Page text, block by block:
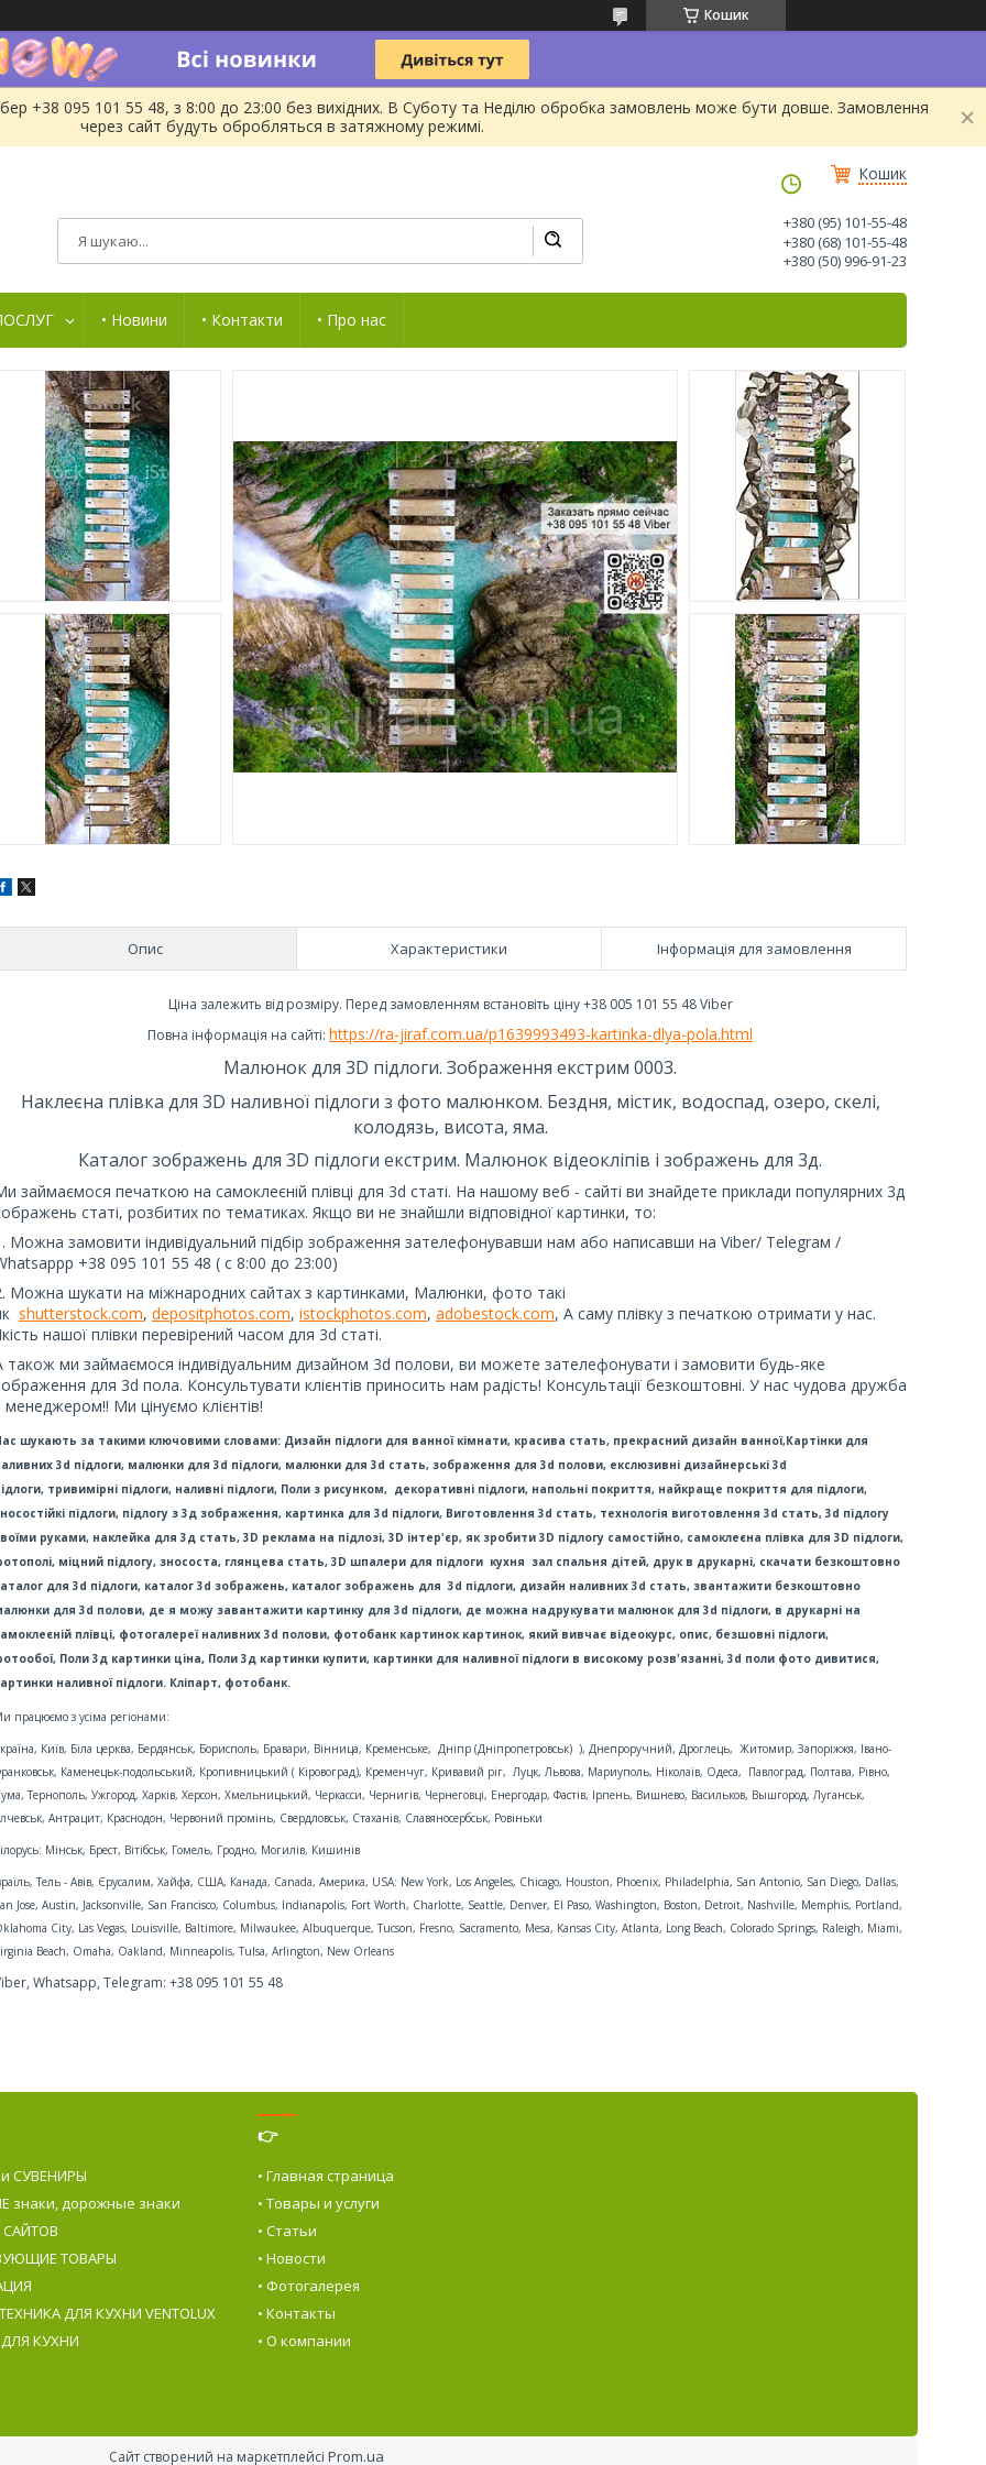
Кошик
+38 095 101 55 48, з 8:00 до 23:00 без вихідних. В Суботу та Неділю обробка замовлень може бути довше. Замовлення
через сайт будуть обробляться в затяжному режимі.
Кошик
+380 (95) 101-55-48
+380 (68) 101-55-48
+380 (50) 996-91-23
• Новини • Контакти • Про нас
Опис Характеристики Інформація для замовлення
Ціна залежить від розміру. Перед замовленням встановіть ціну +38 005 101 55 48 Viber
Повна інформація на сайті: https://ra-jiraf.com.ua/p1639993493-kartinka-dlya-pola.html
Малюнок для 3D підлоги. Зображення екстрим 0003.
Наклеєна плівка для 3D наливної підлоги з фото малюнком. Бездня, містик, водоспад, озеро, скелі,
колодязь, висота, яма.
Каталог зображень для 3D підлоги екстрим. Малюнок відеокліпів і зображень для 3д.
займаємося печаткою на самоклеєній плівці для 3d статі. На нашому веб - сайті ви знайдете приклади популярних 3д
статі, розбитих по тематиках. Якщо ви не знайшли відповідної картинки, то:
Можна замовити індивідуальний підбір зображення зателефонувавши нам або написавши на Viber/ Telegraм /
+38 095 101 55 48 ( с 8:00 до 23:00)
Можна шукати на міжнародних сайтах з картинками, Малюнки, фото такі
shutterstock.com, depositphotos.com, istockphotos.com, adobestock.com, А саму плівку з печаткою отримати у нас.
нашої плівки перевірений часом для 3d статі.
також ми займаємося індивідуальним дизайном 3d полови, ви можете зателефонувати і замовити будь-яке
для 3d пола. Консультувати клієнтів приносить нам радість! Консультації безкоштовні. У нас чудова дружба
менеджером!! Ми цінуємо клієнтів!
шукають за такими ключовими словами: Дизайн підлоги для ванної кімнати, красива стать, прекрасний дизайн ванної,Картінки для
3d підлоги, малюнки для 3d підлоги, малюнки для 3d стать, зображення для 3d полови, екслюзивні дизайнерські 3d
тривимірні підлоги, наливні підлоги, Поли з рисунком, декоративні підлоги, напольні покриття, найкраще покриття для підлоги,
підлоги, підлогу з 3д зображення, картинка для 3d підлоги, Виготовлення 3d стать, технологія виготовлення 3d стать, 3d підлогу
руками, наклейка для 3д стать, 3D реклама на підлозі, 3D інтер'єр, як зробити 3D підлогу самостійно, самоклеєна плівка для 3D підлоги,
міцний підлогу, знососта, глянцева стать, 3D шпалери для підлоги кухня зал спальня дітей, друк в друкарні, скачати безкоштовно
для 3d підлоги, каталог 3d зображень, каталог зображень для 3d підлоги, дизайн наливних 3d стать, звантажити безкоштовно
для 3d полови, де я можу завантажити картинку для 3d підлоги, де можна надрукувати малюнок для 3d підлоги, в друкарні на
плівці, фотогалереї наливних 3d полови, фотобанк картинок картинок, який вивчає відеокурс, опис, безшовні підлоги,
Поли 3д картинки ціна, Поли 3д картинки купити, картинки для наливної підлоги в високому розв'язанні, 3d поли фото дивитися,
наливної підлоги. Кліпарт, фотобанк.
працюємо з усіма регіонами:
Київ, Біла церква, Бердянськ, Борисполь, Бравари, Вінница, Кременське, Дніпр (Дніпропетровськ) ), Днепроручний, Дроглець, Житомир, Запоріжжя, Івано-
Каменецьк-подольський, Кропивницький ( Кіровоград), Кременчуг, Кривавий ріг, Луцк, Львова, Мариуполь, Ніколаїв, Одеса, Павлоград, Полтава, Рівно,
Тернополь, Ужгород, Харків, Херсон, Хмельницький, Черкасси, Чернигів, Чернеговці, Енергодар, Фастів, Ірпень, Вишнево, Васильков, Вышгород, Луганськ,
Антрацит, Краснодон, Червоний промінь, Свердловськ, Стаханів, Славяносербськ, Ровіньки
Мінськ, Брест, Вітібськ, Гомель, Гродно, Могилів, Кишинів
Тель - Авів, Єрусалим, Хайфа, США, Канада, Canada, Америка, USA: New York, Los Angeles, Chicago, Houston, Phoenix, Philadelphia, San Antonio, San Diego, Dallas,
Jose, Austin, Jacksonville, San Francisco, Columbus, Indianapolis, Fort Worth, Charlotte, Seattle, Denver, El Paso, Washington, Boston, Detroit, Nashville, Memphis, Portland,
City, Las Vegas, Louisville, Baltimore, Milwaukee, Albuquerque, Tucson, Fresno, Sacramento, Mesa, Kansas City, Atlanta, Long Beach, Colorado Springs, Raleigh, Miami,
Beach, Omaha, Oakland, Minneapolis, Tulsa, Arlington, New Orleans
Whatsapp, Telegram: +38 095 101 55 48
СУВЕНИРЫ
знаки, дорожные знаки
САЙТОВ
ТОВАРЫ
ДЛЯ КУХНИ VENTOLUX
КУХНИ
👉
• Главная страница
• Товары и услуги
• Статьи
• Новости
• Фотогалерея
• Контакты
• О компании
Сайт створений на маркетплейсі Prom.ua